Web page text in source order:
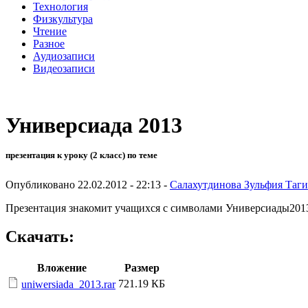
Технология
Физкультура
Чтение
Разное
Аудиозаписи
Видеозаписи
Универсиада 2013
презентация к уроку (2 класс) по теме
Опубликовано 22.02.2012 - 22:13 - Салахутдинова Зульфия
Презентация знакомит учащихся с символами
Скачать:
Вложение
Размер
uniwersiada_2013.rar 721.19 КБ